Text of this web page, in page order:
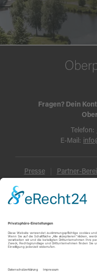
Fragen? Dein
Telefon:
E-Mail:
Presse Partner-
Datenschutz